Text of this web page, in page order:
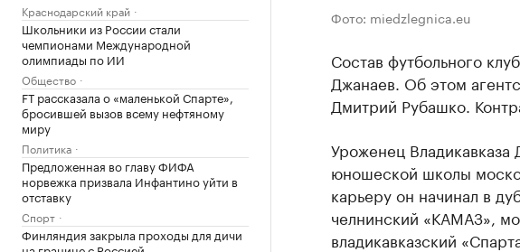
Краснодарский край
Школьники из России стали
чемпионами Международной
олимпиады по ИИ
Общество
FT рассказала о «маленькой Спарте»,
бросившей вызов всему нефтяному
миру
Политика
Предложенная во главу ФИФА
норвежка призвала Инфантино уйти в
отставку
Спорт
Финляндия закрыла проходы для дичи
Фото: miedzlegnica.eu
Состав футбольного
Джанаев. Об этом
Дмитрий Рубашко.
Уроженец Владикавказа
юношеской школы
карьеру он начинал в
челнинский «КАМАЗ»,
владикавказский